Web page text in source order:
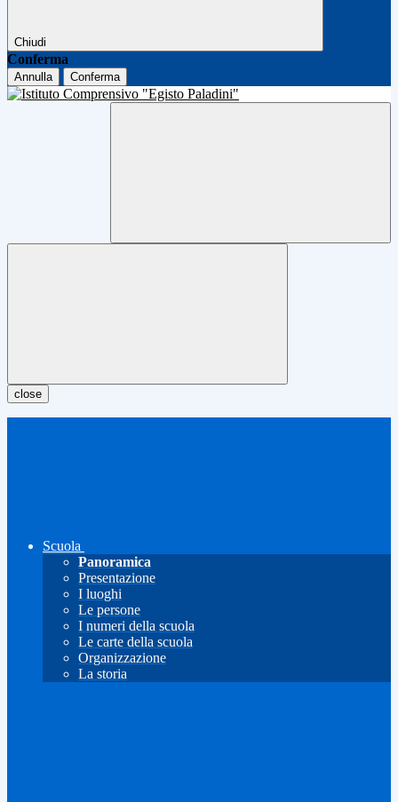
Chiudi
Conferma
Annulla Conferma
close
Scuola
Panoramica
Presentazione
I luoghi
Le persone
I numeri della scuola
Le carte della scuola
Organizzazione
La storia